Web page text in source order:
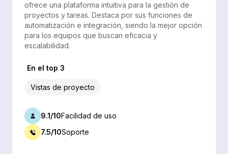
ofrece una plataforma intuitiva para la gestión de
proyectos y tareas. Destaca por sus funciones de
automatización e integración, siendo la mejor opción
para los equipos que buscan eficacia y
escalabilidad.
En el top 3
Vistas de proyecto
9.1/10Facilidad de uso
7.5/10Soporte